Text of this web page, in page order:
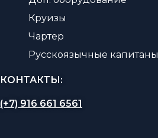
Круизы
Чартер
Русскоязычные капитаны
КОНТАКТЫ:
(+7) 916 661 6561